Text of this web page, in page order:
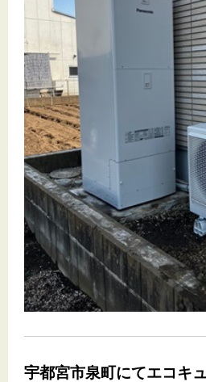
宇都宮市泉町にてエコキ